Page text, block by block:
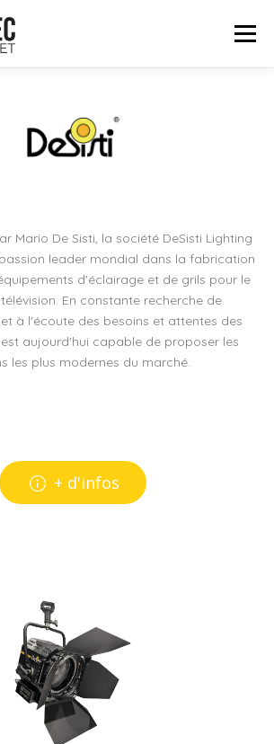
Menu
Mario De Sisti, la société DeSisti Lighting
leader mondial dans la fabrication
d'éclairage et de grils pour le
En constante recherche de
à l'écoute des besoins et attentes des
aujourd'hui capable de proposer les
les plus modernes du marché.
+ d'infos